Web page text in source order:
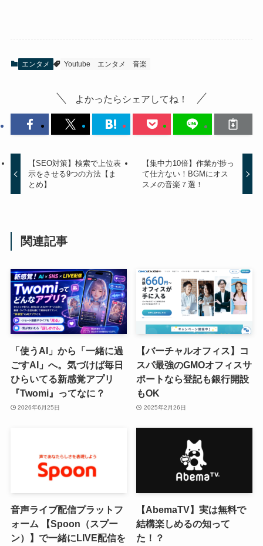
エンタメ Youtube エンタメ 音楽
よかったらシェアしてね！
【SEO対策】検索で上位表
示をさせる9つの方法【ま
とめ】
【集中力10倍】作業が捗っ
て仕方ない！BGMにオス
スメの音楽７選！
関連記事
「使うAI」から「一緒に過
ごすAI」へ。気づけば毎日
ひらいてる新感覚アプリ
『Twomi』ってなに？
2026年6月25日
【バーチャルオフィス】コ
スパ最強のGMOオフィスサ
ポートなら登記も銀行開設
もOK
2025年2月26日
音声ライブ配信プラットフ
ォーム 【Spoon（スプー
ン）】で一緒にLIVE配信を
【AbemaTV】実は無料で
結構楽しめるの知って
た！？